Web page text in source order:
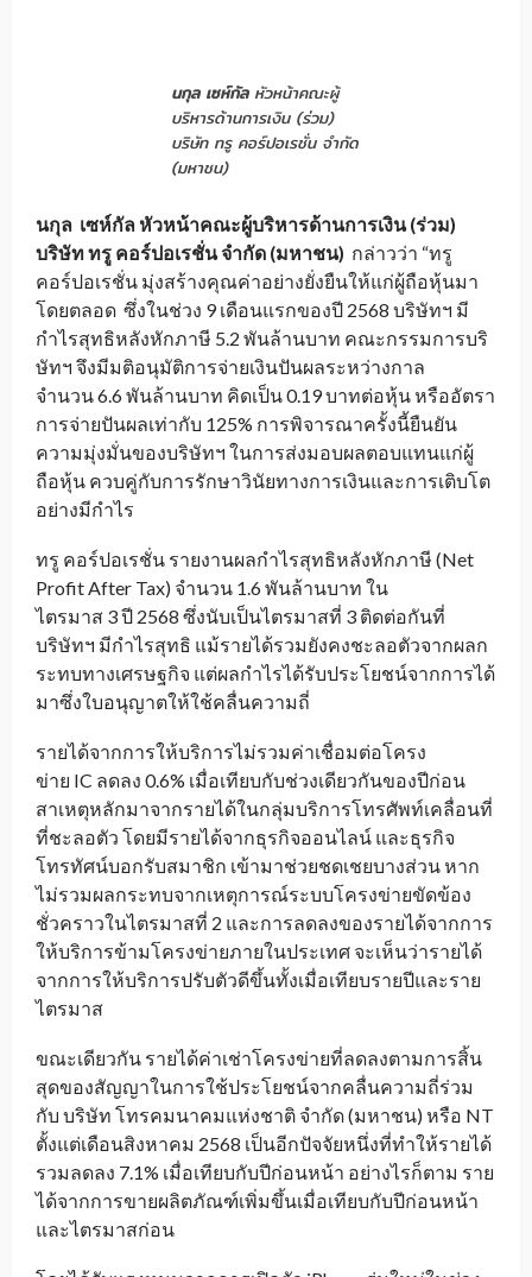
นกุล เซห์กัลหัวหน้าคณะผู้
บริหารด้านการเงิน (ร่วม)
บริษัท ทรู คอร์ปอเรชั่น จำกัด
(มหาชน)
นกุล เซห์กัล หัวหน้าคณะผู้บริหารด้านการเงิน (ร่วม)
บริษัท ทรู คอร์ปอเรชั่น จำกัด (มหาชน) กล่าวว่า “ทรู
คอร์ปอเรชั่น มุ่งสร้างคุณค่าอย่างยั่งยืนให้แก่ผู้ถือหุ้นมา
โดยตลอด ซึ่งในช่วง 9 เดือนแรกของปี 2568 บริษัทฯ มี
กำไรสุทธิหลังหักภาษี 5.2 พันล้านบาท คณะกรรมการบริ
ษัทฯ จึงมีมติอนุมัติการจ่ายเงินปันผลระหว่างกาล
จำนวน 6.6 พันล้านบาท คิดเป็น 0.19 บาทต่อหุ้น หรืออัตรา
การจ่ายปันผลเท่ากับ 125% การพิจารณาครั้งนี้ยืนยัน
ความมุ่งมั่นของบริษัทฯ ในการส่งมอบผลตอบแทนแก่ผู้
ถือหุ้น ควบคู่กับการรักษาวินัยทางการเงินและการเติบโต
อย่างมีกำไร
ทรู คอร์ปอเรชั่น รายงานผลกำไรสุทธิหลังหักภาษี (Net
Profit After Tax) จำนวน 1.6 พันล้านบาท ใน
ไตรมาส 3 ปี 2568 ซึ่งนับเป็นไตรมาสที่ 3 ติดต่อกันที่
บริษัทฯ มีกำไรสุทธิ แม้รายได้รวมยังคงชะลอตัวจากผลก
ระทบทางเศรษฐกิจ แต่ผลกำไรได้รับประโยชน์จากการได้
มาซึ่งใบอนุญาตให้ใช้คลื่นความถี่
รายได้จากการให้บริการไม่รวมค่าเชื่อมต่อโครง
ข่าย IC ลดลง 0.6% เมื่อเทียบกับช่วงเดียวกันของปีก่อน
สาเหตุหลักมาจากรายได้ในกลุ่มบริการโทรศัพท์เคลื่อนที่
ที่ชะลอตัว โดยมีรายได้จากธุรกิจออนไลน์ และธุรกิจ
โทรทัศน์บอกรับสมาชิก เข้ามาช่วยชดเชยบางส่วน หาก
ไม่รวมผลกระทบจากเหตุการณ์ระบบโครงข่ายขัดข้อง
ชั่วคราวในไตรมาสที่ 2 และการลดลงของรายได้จากการ
ให้บริการข้ามโครงข่ายภายในประเทศ จะเห็นว่ารายได้
จากการให้บริการปรับตัวดีขึ้นทั้งเมื่อเทียบรายปีและราย
ไตรมาส
ขณะเดียวกัน รายได้ค่าเช่าโครงข่ายที่ลดลงตามการสิ้น
สุดของสัญญาในการใช้ประโยชน์จากคลื่นความถี่ร่วม
กับ บริษัท โทรคมนาคมแห่งชาติ จำกัด (มหาชน) หรือ NT
ตั้งแต่เดือนสิงหาคม 2568 เป็นอีกปัจจัยหนึ่งที่ทำให้รายได้
รวมลดลง 7.1% เมื่อเทียบกับปีก่อนหน้า อย่างไรก็ตาม ราย
ได้จากการขายผลิตภัณฑ์เพิ่มขึ้นเมื่อเทียบกับปีก่อนหน้า
และไตรมาสก่อน